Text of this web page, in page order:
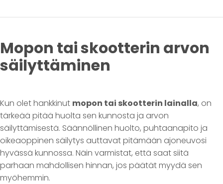
Mopon tai skootterin arvon
säilyttäminen
Kun olet hankkinut mopon tai skootterin lainalla, on
tärkeää pitää huolta sen kunnosta ja arvon
säilyttämisestä. Säännöllinen huolto, puhtaanapito ja
oikeaoppinen säilytys auttavat pitämään ajoneuvosi
hyvässä kunnossa. Näin varmistat, että saat siitä
parhaan mahdollisen hinnan, jos päätät myydä sen
myöhemmin.